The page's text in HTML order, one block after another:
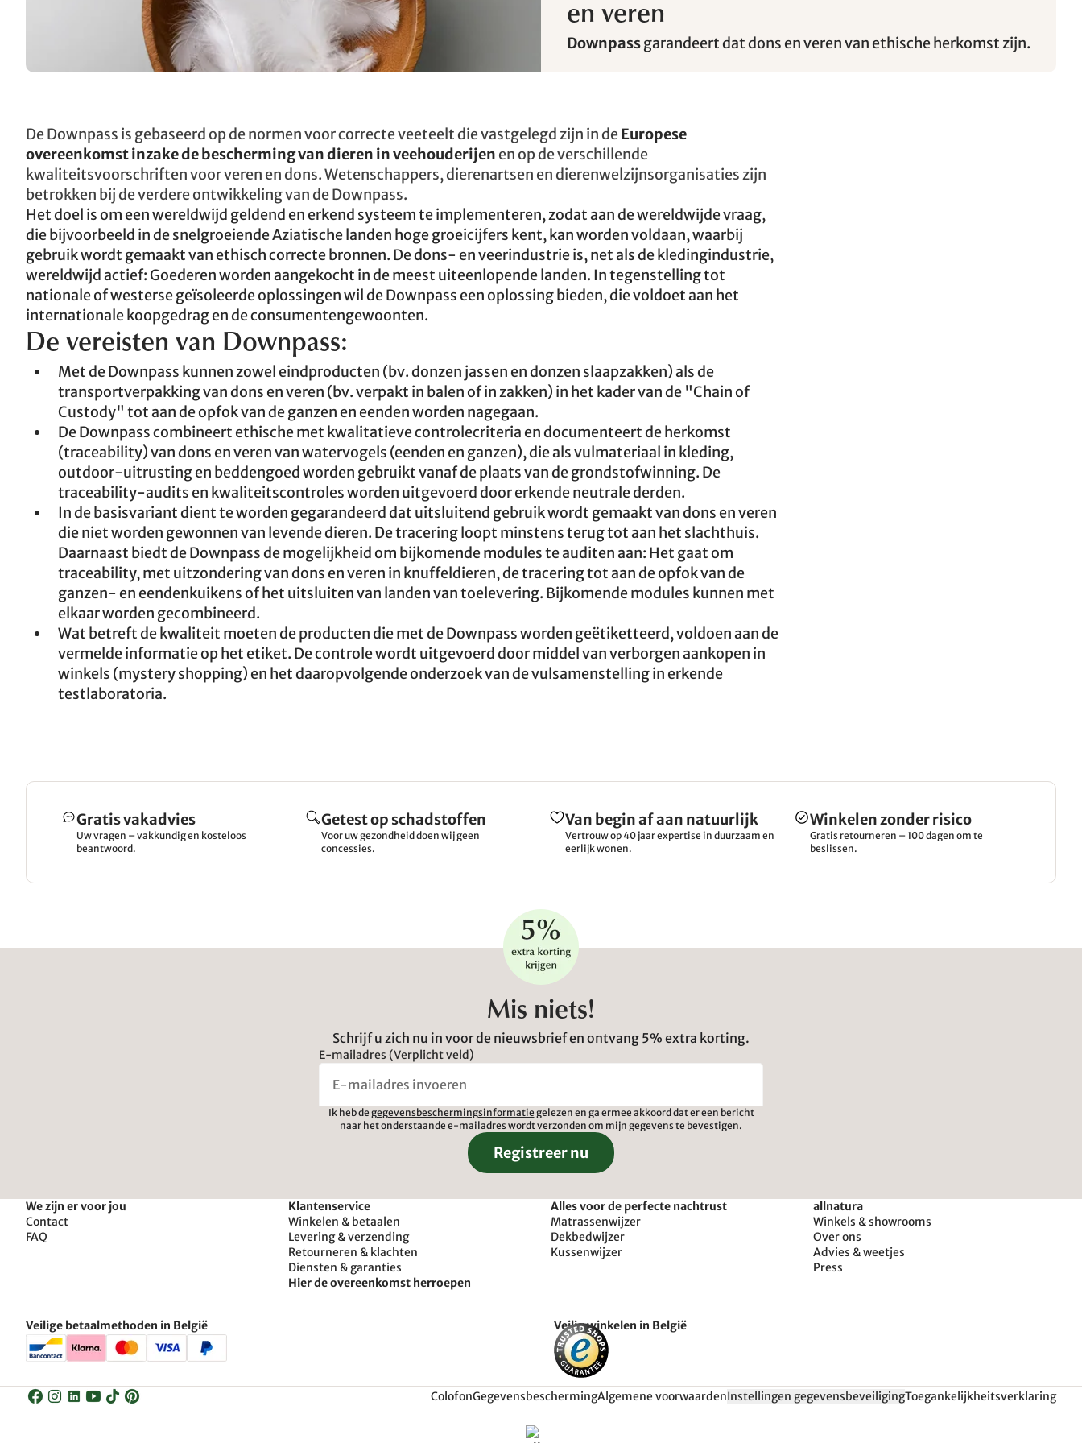
en veren
Downpassgarandeert dat dons en veren van ethische herkomst zijn.
De Downpass is gebaseerd op de normen voor correcte veeteelt die vastgelegd zijn in deEuropese
overeenkomst inzake de bescherming van dieren in veehouderijen en op de verschillende
kwaliteitsvoorschriften voor veren en dons. Wetenschappers, dierenartsen en dierenwelzijnsorganisaties zijn
betrokken bij de verdere ontwikkeling van de Downpass.
Het doel is om een wereldwijd geldend en erkend systeem te implementeren, zodat aan de wereldwijde vraag,
die bijvoorbeeld in de snelgroeiende Aziatische landen hoge groeicijfers kent, kan worden voldaan, waarbij
gebruik wordt gemaakt van ethisch correcte bronnen. De dons- en veerindustrie is, net als de kledingindustrie,
wereldwijd actief: Goederen worden aangekocht in de meest uiteenlopende landen. In tegenstelling tot
nationale of westerse geïsoleerde oplossingen wil de Downpass een oplossing bieden, die voldoet aan het
internationale koopgedrag en de consumentengewoonten.
De vereisten van Downpass:
Met de Downpass kunnen zowel eindproducten (bv. donzen jassen en donzen slaapzakken) als de
transportverpakking van dons en veren (bv. verpakt in balen of in zakken) in het kader van de "Chain of
Custody" tot aan de opfok van de ganzen en eenden worden nagegaan.
De Downpass combineert ethische met kwalitatieve controlecriteria en documenteert de herkomst
(traceability) van dons en veren van watervogels (eenden en ganzen), die als vulmateriaal in kleding,
outdoor-uitrusting en beddengoed worden gebruikt vanaf de plaats van de grondstofwinning. De
traceability-audits en kwaliteitscontroles worden uitgevoerd door erkende neutrale derden.
In de basisvariant dient te worden gegarandeerd dat uitsluitend gebruik wordt gemaakt van dons en veren
die niet worden gewonnen van levende dieren. De tracering loopt minstens terug tot aan het slachthuis.
Daarnaast biedt de Downpass de mogelijkheid om bijkomende modules te auditen aan: Het gaat om
traceability, met uitzondering van dons en veren in knuffeldieren, de tracering tot aan de opfok van de
ganzen- en eendenkuikens of het uitsluiten van landen van toelevering. Bijkomende modules kunnen met
elkaar worden gecombineerd.
Wat betreft de kwaliteit moeten de producten die met de Downpass worden geëtiketteerd, voldoen aan de
vermelde informatie op het etiket. De controle wordt uitgevoerd door middel van verborgen aankopen in
winkels (mystery shopping) en het daaropvolgende onderzoek van de vulsamenstelling in erkende
testlaboratoria.
Gratis vakadvies
Uw vragen – vakkundig en kosteloos
beantwoord.
Getest op schadstoffen
Voor uw gezondheid doen wij geen
concessies.
Van begin af aan natuurlijk
Vertrouw op 40 jaar expertise in duurzaam en
eerlijk wonen.
Winkelen zonder risico
Gratis retourneren – 100 dagen om te
beslissen.
Mis niets!
Schrijf u zich nu in voor de nieuwsbrief en ontvang 5% extra korting.
E-mailadres (Verplicht veld)
Ik heb de gegevensbeschermingsinformatie gelezen en ga ermee akkoord dat er een bericht
naar het onderstaande e-mailadres wordt verzonden om mijn gegevens te bevestigen.
Registreer nu
We zijn er voor jou
Contact
FAQ
Klantenservice
Winkelen & betaalen
Levering & verzending
Retourneren & klachten
Diensten & garanties
Hier de overeenkomst herroepen
Alles voor de perfecte nachtrust
Matrassenwijzer
Dekbedwijzer
Kussenwijzer
allnatura
Winkels & showrooms
Over ons
Advies & weetjes
Press
Veilige betaalmethoden in België Veilig winkelen in België
ColofonGegevensbeschermingAlgemene voorwaardenInstellingen gegevensbeveiligingToegankelijkheitsverklaring